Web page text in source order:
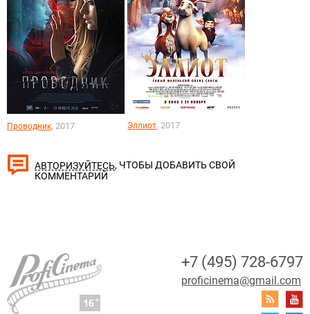
Проводник, 2017 Эллиот, 2017
АВТОРИЗУЙТЕСЬ, ЧТОБЫ ДОБАВИТЬ СВОЙ
КОММЕНТАРИЙ
+7 (495) 728-6797
proficinema@gmail.com